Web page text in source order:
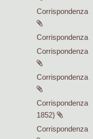
Corrispondenza
Corrispondenza
Corrispondenza
Corrispondenza
Corrispondenza
1852)
Corrispondenza